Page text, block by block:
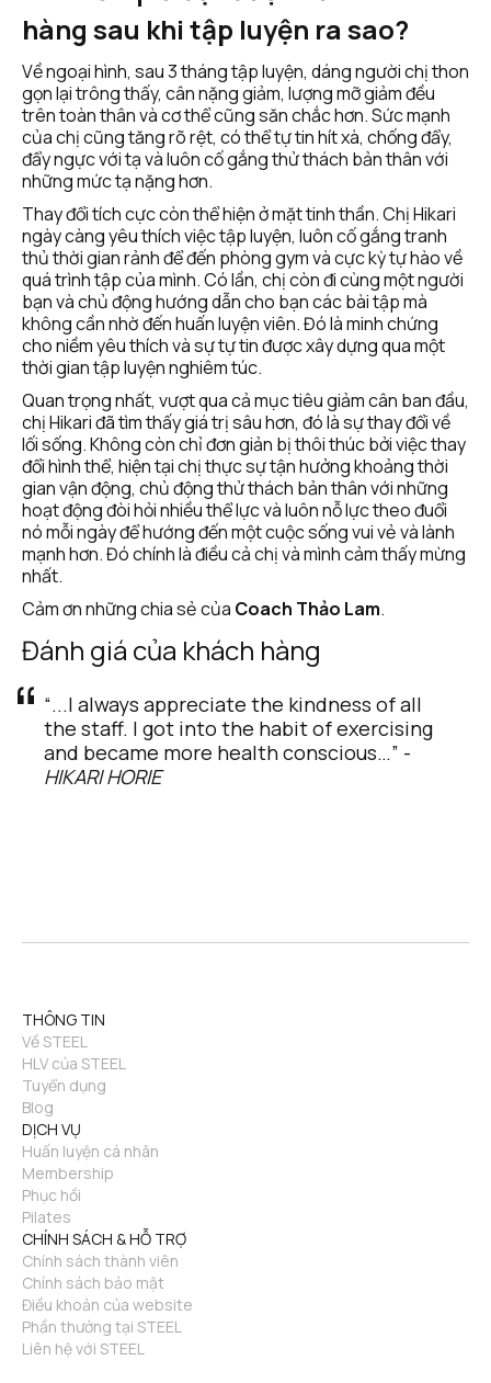
hàng sau khi tập luyện ra sao?
Về ngoại hình, sau 3 tháng tập luyện, dáng người chị thon
gọn lại trông thấy, cân nặng giảm, lượng mỡ giảm đều
trên toàn thân và cơ thể cũng săn chắc hơn. Sức mạnh
của chị cũng tăng rõ rệt, có thể tự tin hít xà, chống đẩy,
đẩy ngực với tạ và luôn cố gắng thử thách bản thân với
những mức tạ nặng hơn.
Thay đổi tích cực còn thể hiện ở mặt tinh thần. Chị Hikari
ngày càng yêu thích việc tập luyện, luôn cố gắng tranh
thủ thời gian rảnh để đến phòng gym và cực kỳ tự hào về
quá trình tập của mình. Có lần, chị còn đi cùng một người
bạn và chủ động hướng dẫn cho bạn các bài tập mà
không cần nhờ đến huấn luyện viên. Đó là minh chứng
cho niềm yêu thích và sự tự tin được xây dựng qua một
thời gian tập luyện nghiêm túc.
Quan trọng nhất, vượt qua cả mục tiêu giảm cân ban đầu,
chị Hikari đã tìm thấy giá trị sâu hơn, đó là sự thay đổi về
lối sống. Không còn chỉ đơn giản bị thôi thúc bởi việc thay
đổi hình thể, hiện tại chị thực sự tận hưởng khoảng thời
gian vận động, chủ động thử thách bản thân với những
hoạt động đòi hỏi nhiều thể lực và luôn nỗ lực theo đuổi
nó mỗi ngày để hướng đến một cuộc sống vui vẻ và lành
mạnh hơn. Đó chính là điều cả chị và mình cảm thấy mừng
nhất.
Cảm ơn những chia sẻ của Coach Thảo Lam.
Đánh giá của khách hàng
“...I always appreciate the kindness of all
the staff. I got into the habit of exercising
HIKARI HORIE
THÔNG TIN
Về STEEL
HLV của STEEL
Tuyển dụng
Blog
DỊCH VỤ
Huấn luyện cá nhân
Membership
Phục hồi
Pilates
CHÍNH SÁCH & HỖ TRỢ
Chính sách thành viên
Chính sách bảo mật
Điều khoản của website
Phần thưởng tại STEEL
Liên hệ với STEEL